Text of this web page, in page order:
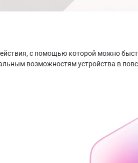
с помощью которой можно
возможностям устройства в